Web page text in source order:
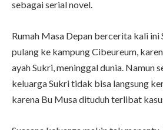
sebagai serial novel.
Rumah Masa Depan bercerita kali ini
pulang ke kampung Cibeureum,
ayah Sukri, meninggal dunia. Namun
keluarga Sukri tidak bisa langsung
karena Bu Musa dituduh terlibat